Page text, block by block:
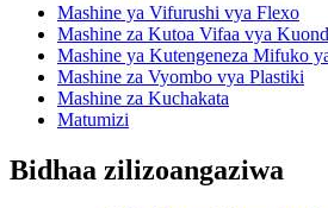
Mashine ya Vifurushi vya Flexo
Mashine za Kutoa Vifaa vya
Mashine ya Kutengeneza Mifuko
Mashine za Vyombo vya Plastiki
Mashine za Kuchakata
Matumizi
Bidhaa zilizoangaziwa